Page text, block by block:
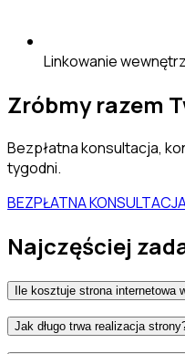
Linkowanie
Zróbmy razem
Bezpłatna konsultacja,
tygodni.
BEZPŁATNA
Najczęściej
Ile kosztuje strona internetowa
Jak długo trwa realizacja